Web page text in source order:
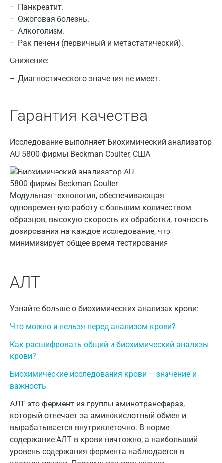
Панкреатит.
Ожоговая болезнь.
Алкоголизм.
Рак печени (первичный и метастатический).
Снижение:
Диагностического значения не имеет.
Гарантия качества
Исследование выполняет Биохимический анализатор
AU 5800 фирмы Beckman Coulter, США
Модульная технология, обеспечивающая
одновременную работу с большим количеством
образцов, высокую скорость их обработки, точность
дозирования на каждое исследование, что
минимизирует общее время тестирования
АЛТ
Узнайте больше о биохимических анализах крови:
Что можно и нельзя перед анализом крови?
Как расшифровать общий и биохимический анализы
крови?
Биохимические исследования крови – значение и
важность
АЛТ это фермент из группы аминотрансфераз,
который отвечает за аминокислотный обмен и
вырабатывается внутриклеточно. В норме
содержание АЛТ в крови ничтожно, а наибольший
уровень содержания фермента наблюдается в
Москва
Нижний Новгород
Казань
Альметьевск
Апрелевка
Армавир
Брянск
Великий Новгород
Видное
Волгоград
Волжский
Вологда